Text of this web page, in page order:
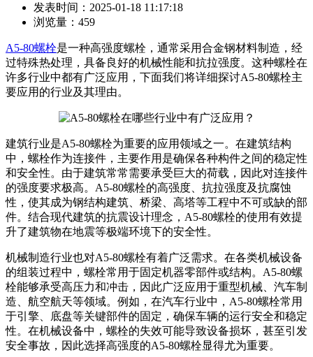
发表时间：2025-01-18 11:17:18
浏览量：459
A5-80螺栓是一种高强度螺栓，通常采用合金钢材料制造，经
过特殊热处理，具备良好的机械性能和抗拉强度。这种螺栓在
许多行业中都有广泛应用，下面我们将详细探讨A5-80螺栓主
要应用的行业及其理由。
建筑行业是A5-80螺栓为重要的应用领域之一。在建筑结构
中，螺栓作为连接件，主要作用是确保各种构件之间的稳定性
和安全性。由于建筑常常需要承受巨大的荷载，因此对连接件
的强度要求极高。A5-80螺栓的高强度、抗拉强度及抗腐蚀
性，使其成为钢结构建筑、桥梁、高塔等工程中不可或缺的部
件。结合现代建筑的抗震设计理念，A5-80螺栓的使用有效提
升了建筑物在地震等极端环境下的安全性。
机械制造行业也对A5-80螺栓有着广泛需求。在各类机械设备
的组装过程中，螺栓常用于固定机器零部件或结构。A5-80螺
栓能够承受高压力和冲击，因此广泛应用于重型机械、汽车制
造、航空航天等领域。例如，在汽车行业中，A5-80螺栓常用
于引擎、底盘等关键部件的固定，确保车辆的运行安全和稳定
性。在机械设备中，螺栓的失效可能导致设备损坏，甚至引发
安全事故，因此选择高强度的A5-80螺栓显得尤为重要。